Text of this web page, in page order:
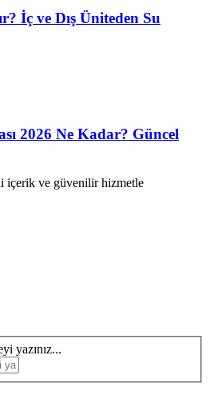
İç ve Dış Üniteden Su
2026 Ne Kadar? Güncel
ve güvenilir hizmetle
yazınız...